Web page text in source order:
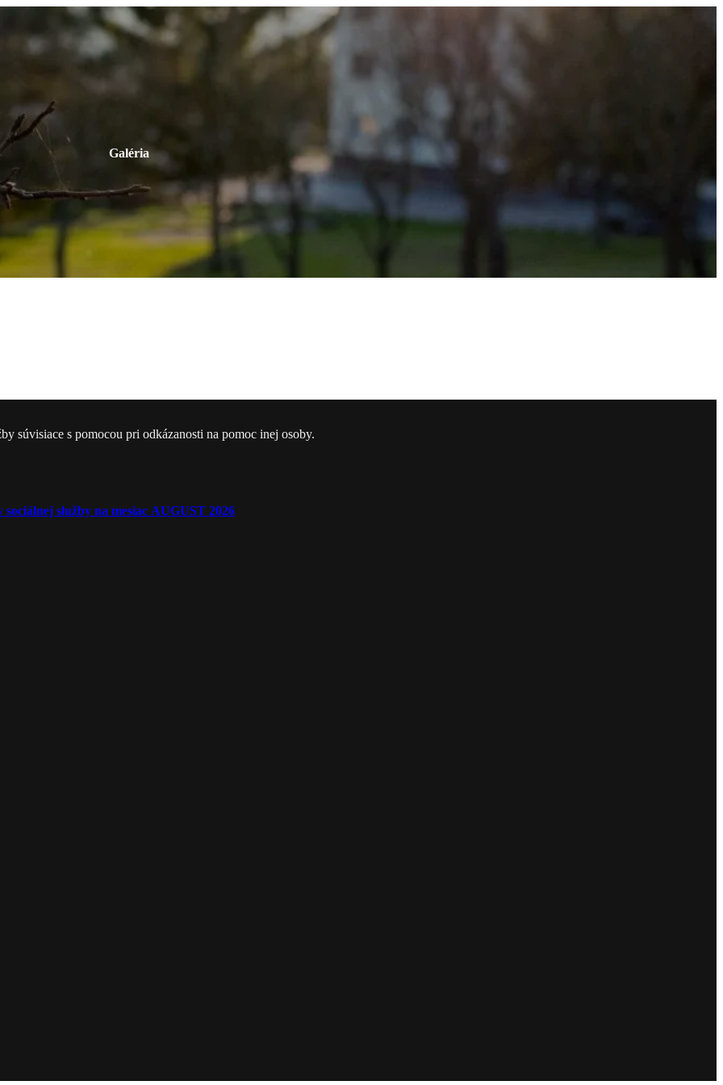
Galéria
súvisiace s pomocou pri odkázanosti na pomoc inej osoby.
služby na mesiac AUGUST 2026